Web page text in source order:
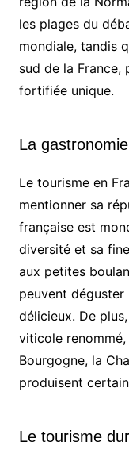
les plages du
mondiale, tandis
sud de la France,
fortifiée unique.
La
Le tourisme en
mentionner sa
française est
diversité et sa
aux petites
peuvent
délicieux. De
viticole
Bourgogne, la
produisent
Le tourisme